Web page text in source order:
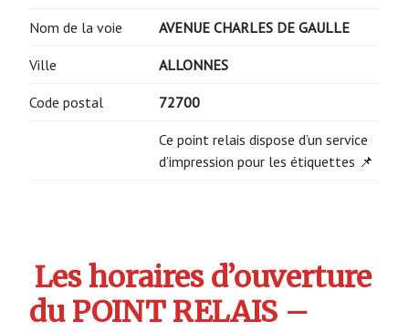
Nom de la voie AVENUE CHARLES DE GAULLE
Ville ALLONNES
Code postal 72700
Ce point relais dispose d’un service
d’impression pour les étiquettes 📌
Les horaires d’ouverture
du POINT RELAIS –